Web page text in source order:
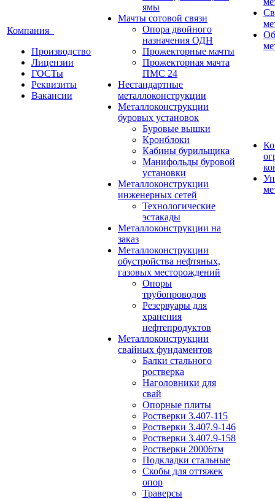
Компания
Производство
Лицензии
ГОСТы
Реквизиты
Вакансии
ямы
Мачты сотовой связи
Опора двойного
назначения ОДН
Прожекторные мачты
Прожекторная мачта
ПМС 24
Нестандартные
металлоконструкции
Металлоконструкции
буровых установок
Буровые вышки
Кронблоки
Кабины бурильщика
Манифольды буровой
установки
Металлоконструкции
инженерных сетей
Технологические
эстакады
Металлоконструкции на
заказ
Металлоконструкции
обустройства нефтяных,
газовых месторождений
Опоры
трубопроводов
Резервуары для
хранения
нефтепродуктов
Металлоконструкции
свайных фундаментов
Балки стального
ростверка
Наголовники для
свай
Опорные плиты
Ростверки 3.407-115
Ростверки 3.407.9-146
Ростверки 3.407.9-158
Ростверки 20006тм
Подкладки стальные
Скобы для оттяжек
опор
Траверсы